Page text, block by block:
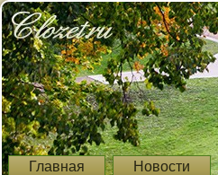
Главная Новости